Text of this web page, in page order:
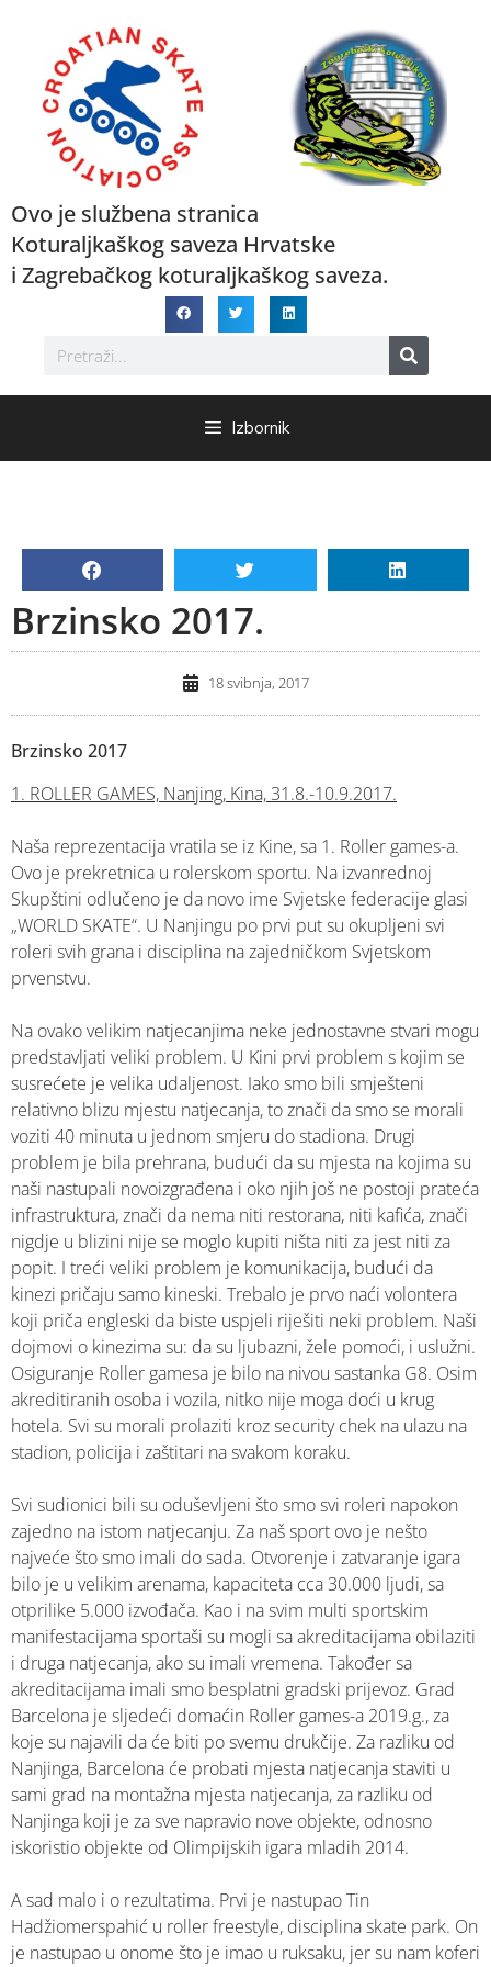
Ovo je službena stranica
Koturaljkaškog saveza Hrvatske
i Zagrebačkog koturaljkaškog saveza.
Izbornik
Brzinsko 2017.
18 svibnja, 2017
Brzinsko 2017
1. ROLLER GAMES, Nanjing, Kina, 31.8.-10.9.2017.
Naša reprezentacija vratila se iz Kine, sa 1. Roller games-a.
Ovo je prekretnica u rolerskom sportu. Na izvanrednoj
Skupštini odlučeno je da novo ime Svjetske federacije glasi
„WORLD SKATE“. U Nanjingu po prvi put su okupljeni svi
roleri svih grana i disciplina na zajedničkom Svjetskom
prvenstvu.
Na ovako velikim natjecanjima neke jednostavne stvari mogu
predstavljati veliki problem. U Kini prvi problem s kojim se
susrećete je velika udaljenost. Iako smo bili smješteni
relativno blizu mjestu natjecanja, to znači da smo se morali
voziti 40 minuta u jednom smjeru do stadiona. Drugi
problem je bila prehrana, budući da su mjesta na kojima su
naši nastupali novoizgrađena i oko njih još ne postoji prateća
infrastruktura, znači da nema niti restorana, niti kafića, znači
nigdje u blizini nije se moglo kupiti ništa niti za jest niti za
popit. I treći veliki problem je komunikacija, budući da
kinezi pričaju samo kineski. Trebalo je prvo naći volontera
koji priča engleski da biste uspjeli riješiti neki problem. Naši
dojmovi o kinezima su: da su ljubazni, žele pomoći, i uslužni.
Osiguranje Roller gamesa je bilo na nivou sastanka G8. Osim
akreditiranih osoba i vozila, nitko nije moga doći u krug
hotela. Svi su morali prolaziti kroz security chek na ulazu na
stadion, policija i zaštitari na svakom koraku.
Svi sudionici bili su oduševljeni što smo svi roleri napokon
zajedno na istom natjecanju. Za naš sport ovo je nešto
najveće što smo imali do sada. Otvorenje i zatvaranje igara
bilo je u velikim arenama, kapaciteta cca 30.000 ljudi, sa
otprilike 5.000 izvođača. Kao i na svim multi sportskim
manifestacijama sportaši su mogli sa akreditacijama obilaziti
i druga natjecanja, ako su imali vremena. Također sa
akreditacijama imali smo besplatni gradski prijevoz. Grad
Barcelona je sljedeći domaćin Roller games-a 2019.g., za
koje su najavili da će biti po svemu drukčije. Za razliku od
Nanjinga, Barcelona će probati mjesta natjecanja staviti u
sami grad na montažna mjesta natjecanja, za razliku od
Nanjinga koji je za sve napravio nove objekte, odnosno
iskoristio objekte od Olimpijskih igara mladih 2014.
A sad malo i o rezultatima. Prvi je nastupao Tin
Hadžiomerspahić u roller freestyle, disciplina skate park. On
je nastupao u onome što je imao u ruksaku, jer su nam koferi